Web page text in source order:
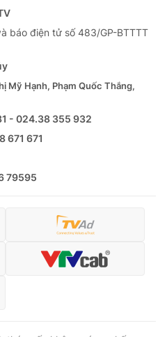
báo điện tử số 483/GP-BTTTT
Mỹ Hạnh, Phạm Quốc Thắng,
- 024.38 355 932
671 671
79595